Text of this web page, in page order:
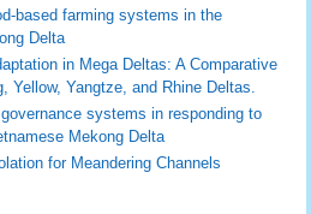
based farming systems in the
Delta
in Mega Deltas: A Comparative
Yellow, Yangtze, and Rhine Deltas.
systems in responding to
Mekong Delta
for Meandering Channels